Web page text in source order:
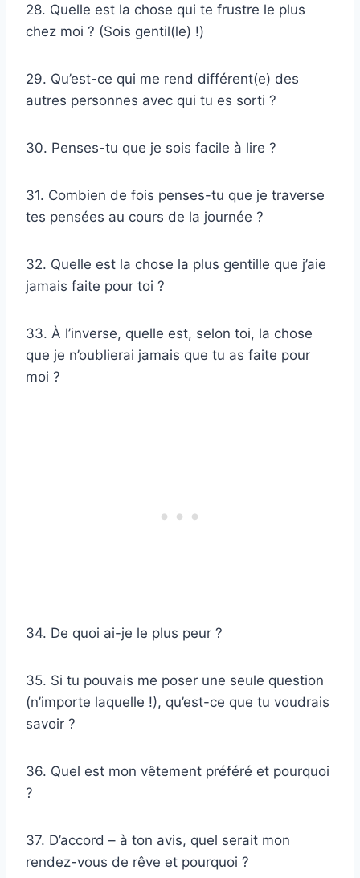
28. Quelle est la chose qui te frustre le plus
chez moi ? (Sois gentil(le) !)
29. Qu’est-ce qui me rend différent(e) des
autres personnes avec qui tu es sorti ?
30. Penses-tu que je sois facile à lire ?
31. Combien de fois penses-tu que je traverse
tes pensées au cours de la journée ?
32. Quelle est la chose la plus gentille que j’aie
jamais faite pour toi ?
33. À l’inverse, quelle est, selon toi, la chose
que je n’oublierai jamais que tu as faite pour
moi ?
34. De quoi ai-je le plus peur ?
35. Si tu pouvais me poser une seule question
(n’importe laquelle !), qu’est-ce que tu voudrais
savoir ?
36. Quel est mon vêtement préféré et pourquoi
?
37. D’accord – à ton avis, quel serait mon
rendez-vous de rêve et pourquoi ?